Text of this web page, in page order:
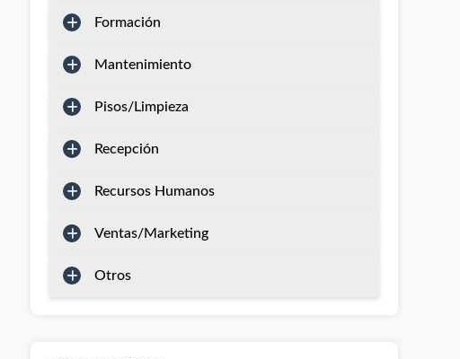
Formación
Mantenimiento
Pisos/Limpieza
Recepción
Recursos Humanos
Ventas/Marketing
Otros